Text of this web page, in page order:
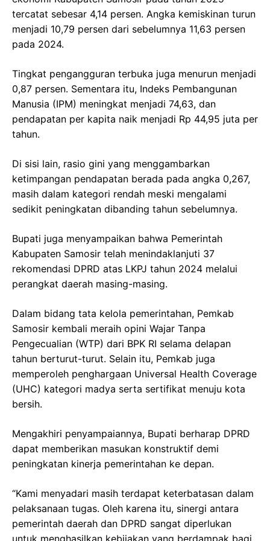
tercatat sebesar 4,14 persen. Angka kemiskinan turun
menjadi 10,79 persen dari sebelumnya 11,63 persen
pada 2024.
Tingkat pengangguran terbuka juga menurun menjadi
0,87 persen. Sementara itu, Indeks Pembangunan
Manusia (IPM) meningkat menjadi 74,63, dan
pendapatan per kapita naik menjadi Rp 44,95 juta per
tahun.
Di sisi lain, rasio gini yang menggambarkan
ketimpangan pendapatan berada pada angka 0,267,
masih dalam kategori rendah meski mengalami
sedikit peningkatan dibanding tahun sebelumnya.
Bupati juga menyampaikan bahwa Pemerintah
Kabupaten Samosir telah menindaklanjuti 37
rekomendasi DPRD atas LKPJ tahun 2024 melalui
perangkat daerah masing-masing.
Dalam bidang tata kelola pemerintahan, Pemkab
Samosir kembali meraih opini Wajar Tanpa
Pengecualian (WTP) dari BPK RI selama delapan
tahun berturut-turut. Selain itu, Pemkab juga
memperoleh penghargaan Universal Health Coverage
(UHC) kategori madya serta sertifikat menuju kota
bersih.
Mengakhiri penyampaiannya, Bupati berharap DPRD
dapat memberikan masukan konstruktif demi
peningkatan kinerja pemerintahan ke depan.
“Kami menyadari masih terdapat keterbatasan dalam
pelaksanaan tugas. Oleh karena itu, sinergi antara
pemerintah daerah dan DPRD sangat diperlukan
untuk menghasilkan kebijakan yang berdampak bagi